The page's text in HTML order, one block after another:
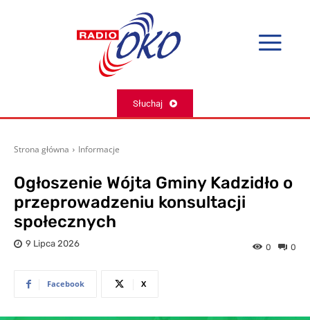
Słuchaj
Strona główna Informacje
Ogłoszenie Wójta Gminy Kadzidło o
przeprowadzeniu konsultacji
społecznych
9 Lipca 2026 0
0
Facebook X